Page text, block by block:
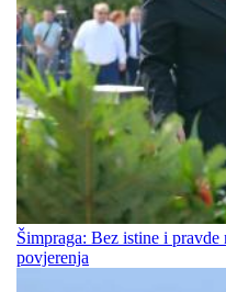
Šimpraga: Bez istine i
povjerenja